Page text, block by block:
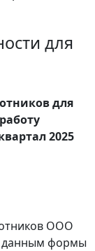
для
для
2025
ООО
данным формы